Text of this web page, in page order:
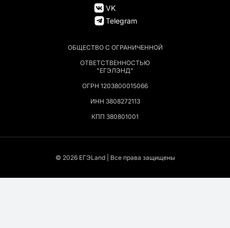
ОБЩЕСТВО С ОГРАНИЧЕННОЙ
ОТВЕТСТВЕННОСТЬЮ
"ЕГЭЛЭНД"
ОГРН 1203800015066
ИНН 3808272113
КПП 380801001
VK
Telegram
© 2026 EГЭLand | Все права защищены